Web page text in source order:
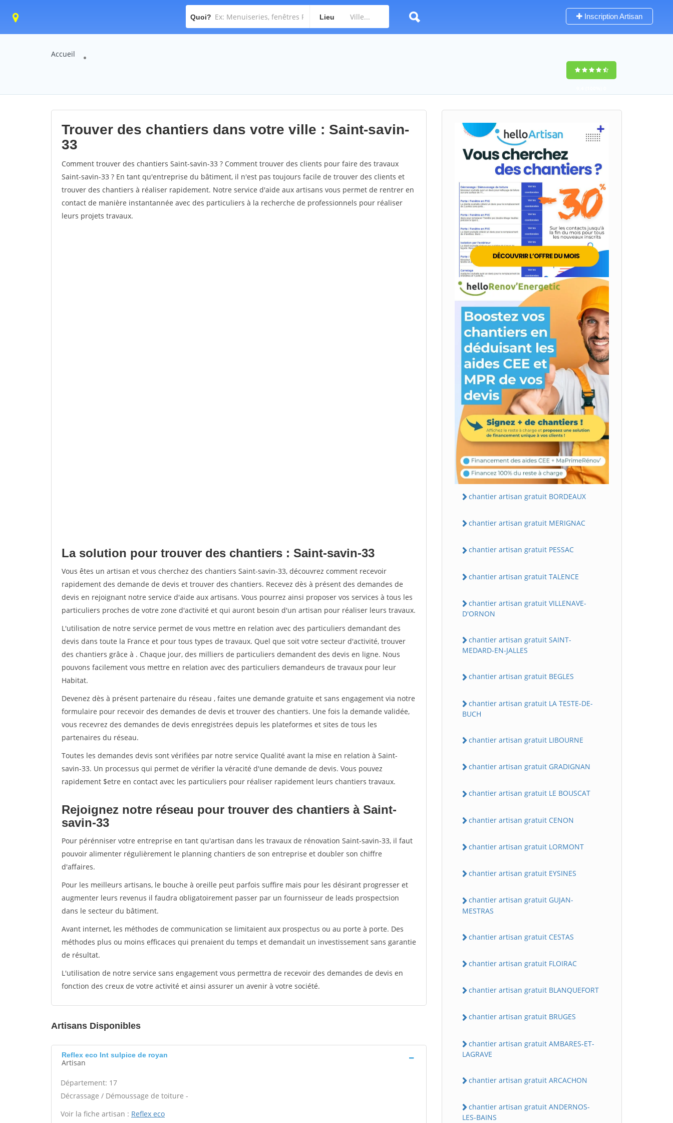
Quoi? Lieu Inscription Artisan
Accueil
Trouver des chantiers dans votre ville : Saint-savin-
33
Comment trouver des chantiers Saint-savin-33 ? Comment trouver des clients pour faire des travaux
Saint-savin-33 ? En tant qu'entreprise du bâtiment, il n'est pas toujours facile de trouver des clients et
trouver des chantiers à réaliser rapidement. Notre service d'aide aux artisans vous permet de rentrer en
contact de manière instantannée avec des particuliers à la recherche de professionnels pour réaliser
leurs projets travaux.
La solution pour trouver des chantiers : Saint-savin-33
Vous êtes un artisan et vous cherchez des chantiers Saint-savin-33, découvrez comment recevoir
rapidement des demande de devis et trouver des chantiers. Recevez dès à présent des demandes de
devis en rejoignant notre service d'aide aux artisans. Vous pourrez ainsi proposer vos services à tous les
particuliers proches de votre zone d'activité et qui auront besoin d'un artisan pour réaliser leurs travaux.
L'utilisation de notre service permet de vous mettre en relation avec des particuliers demandant des
devis dans toute la France et pour tous types de travaux. Quel que soit votre secteur d'activité, trouver
des chantiers grâce à . Chaque jour, des milliers de particuliers demandent des devis en ligne. Nous
pouvons facilement vous mettre en relation avec des particuliers demandeurs de travaux pour leur
Habitat.
Devenez dès à présent partenaire du réseau , faites une demande gratuite et sans engagement via notre
formulaire pour recevoir des demandes de devis et trouver des chantiers. Une fois la demande validée,
vous recevrez des demandes de devis enregistrées depuis les plateformes et sites de tous les
partenaires du réseau.
Toutes les demandes devis sont vérifiées par notre service Qualité avant la mise en relation à Saint-
savin-33. Un processus qui permet de vérifier la véracité d'une demande de devis. Vous pouvez
rapidement $etre en contact avec les particuliers pour réaliser rapidement leurs chantiers travaux.
Rejoignez notre réseau pour trouver des chantiers à Saint-
savin-33
Pour pérénniser votre entreprise en tant qu'artisan dans les travaux de rénovation Saint-savin-33, il faut
pouvoir alimenter régulièrement le planning chantiers de son entreprise et doubler son chiffre
d'affaires.
Pour les meilleurs artisans, le bouche à oreille peut parfois suffire mais pour les désirant progresser et
augmenter leurs revenus il faudra obligatoirement passer par un fournisseur de leads prospectsion
dans le secteur du bâtiment.
Avant internet, les méthodes de communication se limitaient aux prospectus ou au porte à porte. Des
méthodes plus ou moins efficaces qui prenaient du temps et demandait un investissement sans garantie
de résultat.
L'utilisation de notre service sans engagement vous permettra de recevoir des demandes de devis en
fonction des creux de votre activité et ainsi assurer un avenir à votre société.
Artisans Disponibles
Reflex eco Int sulpice de royan
Artisan
Département: 17
Décrassage / Démoussage de toiture -
Voir la fiche artisan : Reflex eco
chantier artisan gratuit BORDEAUX
chantier artisan gratuit MERIGNAC
chantier artisan gratuit PESSAC
chantier artisan gratuit TALENCE
chantier artisan gratuit VILLENAVE-
D'ORNON
chantier artisan gratuit SAINT-
MEDARD-EN-JALLES
chantier artisan gratuit BEGLES
chantier artisan gratuit LA TESTE-DE-
BUCH
chantier artisan gratuit LIBOURNE
chantier artisan gratuit GRADIGNAN
chantier artisan gratuit LE BOUSCAT
chantier artisan gratuit CENON
chantier artisan gratuit LORMONT
chantier artisan gratuit EYSINES
chantier artisan gratuit GUJAN-
MESTRAS
chantier artisan gratuit CESTAS
chantier artisan gratuit FLOIRAC
chantier artisan gratuit BLANQUEFORT
chantier artisan gratuit BRUGES
chantier artisan gratuit AMBARES-ET-
LAGRAVE
chantier artisan gratuit ARCACHON
chantier artisan gratuit ANDERNOS-
LES-BAINS